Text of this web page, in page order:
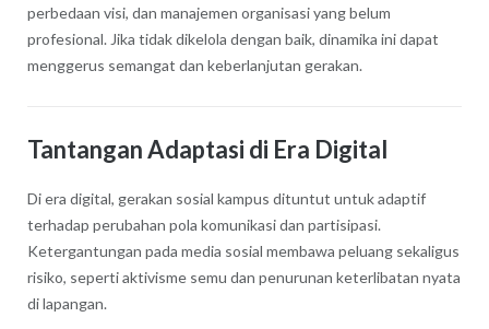
perbedaan visi, dan manajemen organisasi yang belum
profesional. Jika tidak dikelola dengan baik, dinamika ini dapat
menggerus semangat dan keberlanjutan gerakan.
Tantangan Adaptasi di Era Digital
Di era digital, gerakan sosial kampus dituntut untuk adaptif
terhadap perubahan pola komunikasi dan partisipasi.
Ketergantungan pada media sosial membawa peluang sekaligus
risiko, seperti aktivisme semu dan penurunan keterlibatan nyata
di lapangan.